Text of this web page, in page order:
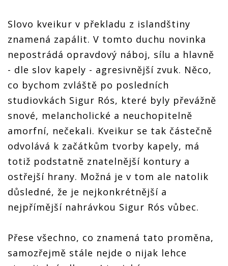
Slovo kveikur v překladu z islandštiny
znamená zapálit. V tomto duchu novinka
nepostrádá opravdový náboj, sílu a hlavně
- dle slov kapely - agresivnější zvuk. Něco,
co bychom zvláště po posledních
studiovkách Sigur Rós, které byly převážně
snové, melancholické a neuchopitelně
amorfní, nečekali. Kveikur se tak částečně
odvolává k začátkům tvorby kapely, má
totiž podstatně znatelnější kontury a
ostřejší hrany. Možná je v tom ale natolik
důsledné, že je nejkonkrétnější a
nejpřímější nahrávkou Sigur Rós vůbec.
Přese všechno, co znamená tato proměna,
samozřejmě stále nejde o nijak lehce